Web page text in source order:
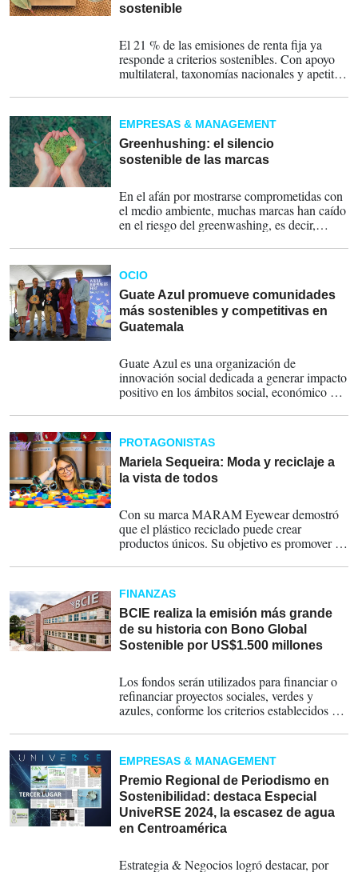
sostenible
El 21 % de las emisiones de renta fija ya
responde a criterios sostenibles. Con apoyo
multilateral, taxonomías nacionales y apetito
un mercado que apunta a US$1 billón global
en 2025.
EMPRESAS & MANAGEMENT
Greenhushing: el silencio
sostenible de las marcas
En el afán por mostrarse comprometidas con
el medio ambiente, muchas marcas han caído
en el riesgo del greenwashing, es decir,
sostenibles. Pero ante el creciente escrutinio
público y la presión regulatoria, surge una
tendencia inversa: el greenhushing.
OCIO
Guate Azul promueve comunidades
más sostenibles y competitivas en
Guatemala
Guate Azul es una organización de
innovación social dedicada a generar impacto
positivo en los ámbitos social, económico y
PROTAGONISTAS
Mariela Sequeira: Moda y reciclaje a
la vista de todos
Con su marca MARAM Eyewear demostró
que el plástico reciclado puede crear
productos únicos. Su objetivo es promover la
ofrece gafas suprarrecicladas.
FINANZAS
BCIE realiza la emisión más grande
de su historia con Bono Global
Sostenible por US$1.500 millones
Los fondos serán utilizados para financiar o
refinanciar proyectos sociales, verdes y
azules, conforme los criterios establecidos en
EMPRESAS & MANAGEMENT
Premio Regional de Periodismo en
Sostenibilidad: destaca Especial
UniveRSE 2024, la escasez de agua
en Centroamérica
Estrategia & Negocios logró destacar, por